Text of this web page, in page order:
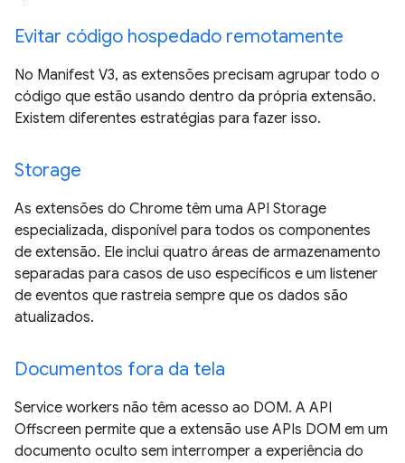
Evitar código hospedado remotamente
No Manifest V3, as extensões precisam agrupar todo o
código que estão usando dentro da própria extensão.
Existem diferentes estratégias para fazer isso.
Storage
As extensões do Chrome têm uma API Storage
especializada, disponível para todos os componentes
de extensão. Ele inclui quatro áreas de armazenamento
separadas para casos de uso específicos e um listener
de eventos que rastreia sempre que os dados são
atualizados.
Documentos fora da tela
Service workers não têm acesso ao DOM. A API
Offscreen permite que a extensão use APIs DOM em um
documento oculto sem interromper a experiência do